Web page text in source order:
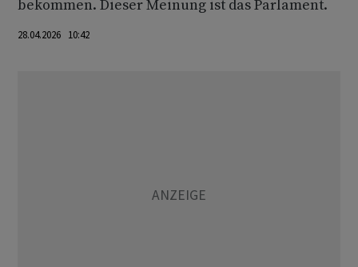
bekommen. Dieser Meinung ist das Parlament.
28.04.2026 10:42